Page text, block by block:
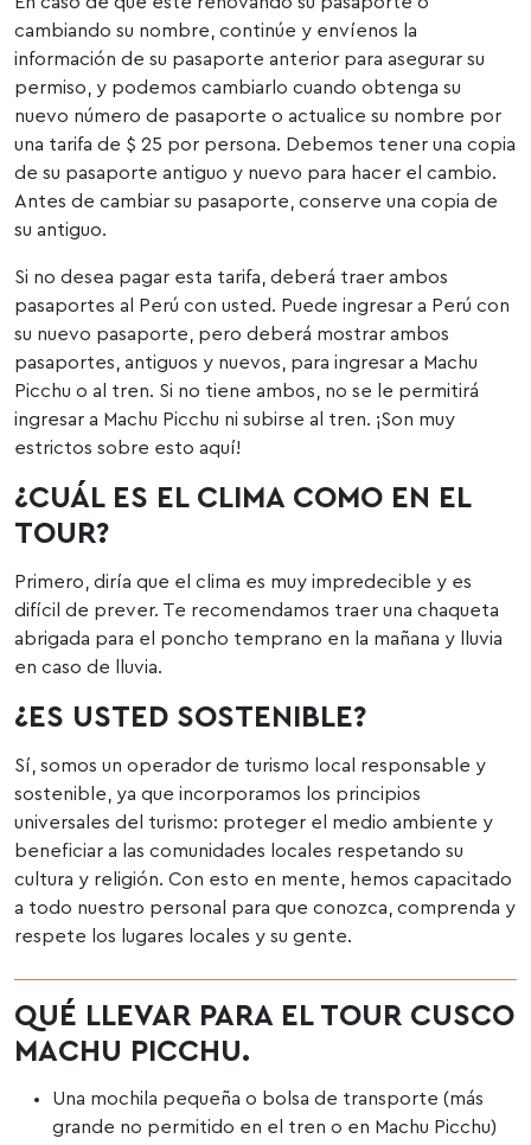
cambiando su nombre, continúe y envíenos la
información de su pasaporte anterior para asegurar su
permiso, y podemos cambiarlo cuando obtenga su
nuevo número de pasaporte o actualice su nombre por
una tarifa de $ 25 por persona. Debemos tener una copia
de su pasaporte antiguo y nuevo para hacer el cambio.
Antes de cambiar su pasaporte, conserve una copia de
su antiguo.
Si no desea pagar esta tarifa, deberá traer ambos
pasaportes al Perú con usted. Puede ingresar a Perú con
su nuevo pasaporte, pero deberá mostrar ambos
pasaportes, antiguos y nuevos, para ingresar a Machu
Picchu o al tren. Si no tiene ambos, no se le permitirá
ingresar a Machu Picchu ni subirse al tren. ¡Son muy
estrictos sobre esto aquí!
¿CUÁL ES EL CLIMA COMO EN EL
TOUR?
Primero, diría que el clima es muy impredecible y es
difícil de prever. Te recomendamos traer una chaqueta
abrigada para el poncho temprano en la mañana y lluvia
en caso de lluvia.
¿ES USTED SOSTENIBLE?
Sí, somos un operador de turismo local responsable y
sostenible, ya que incorporamos los principios
universales del turismo: proteger el medio ambiente y
beneficiar a las comunidades locales respetando su
cultura y religión. Con esto en mente, hemos capacitado
a todo nuestro personal para que conozca, comprenda y
respete los lugares locales y su gente.
QUÉ LLEVAR PARA EL TOUR CUSCO
MACHU PICCHU.
Una mochila pequeña o bolsa de transporte (más
grande no permitido en el tren o en Machu Picchu)